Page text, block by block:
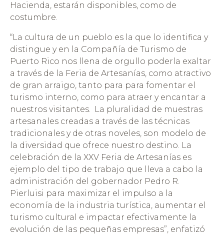
Hacienda, estarán disponibles, como de
costumbre.
“La cultura de un pueblo es la que lo identifica y
distingue y en la Compañía de Turismo de
Puerto Rico nos llena de orgullo poderla exaltar
a través de la Feria de Artesanías, como atractivo
de gran arraigo, tanto para para fomentar el
turismo interno, como para atraer y encantar a
nuestros visitantes. La pluralidad de muestras
artesanales creadas a través de las técnicas
tradicionales y de otras noveles, son modelo de
la diversidad que ofrece nuestro destino. La
celebración de la XXV Feria de Artesanías es
ejemplo del tipo de trabajo que lleva a cabo la
administración del gobernador Pedro R.
Pierluisi para maximizar el impulso a la
economía de la industria turística, aumentar el
turismo cultural e impactar efectivamente la
evolución de las pequeñas empresas”, enfatizó